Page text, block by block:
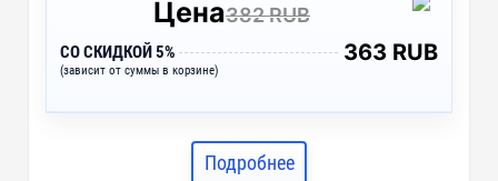
Цена382 RUB
СО СКИДКОЙ 5%
(зависит от суммы в корзине)
363 RUB
Подробнее